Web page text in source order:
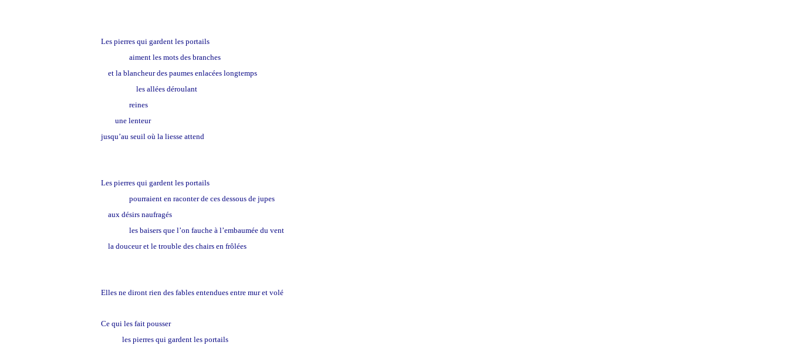
Les pierres qui gardent les portails
aiment les mots des branches
et la blancheur des paumes enlacées longtemps
les allées déroulant
reines
une lenteur
jusqu’au seuil où la liesse attend
Les pierres qui gardent les portails
pourraient en raconter de ces dessous de jupes
aux désirs naufragés
les baisers que l’on fauche à l’embaumée du vent
la douceur et le trouble des chairs en frôlées
Elles ne diront rien des fables entendues entre mur et volé
Ce qui les fait pousser
les pierres qui gardent les portails